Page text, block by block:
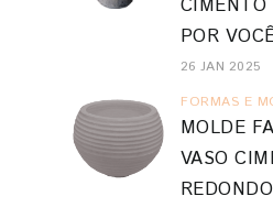
CIMENTO
POR
26 JAN 2025
FORMAS E
MOLDE
VASO
REDONDO